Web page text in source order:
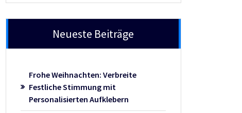
Neueste Beiträge
Frohe Weihnachten: Verbreite
Festliche Stimmung mit
Personalisierten Aufklebern